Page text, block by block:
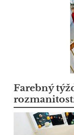
Farebný